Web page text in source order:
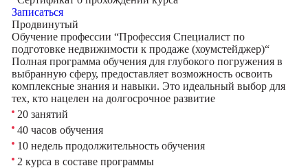
Записаться
Продвинутый
Обучение профессии “Профессия Специалист по
подготовке недвижимости к продаже (хоумстейджер)“
Полная программа обучения для глубокого погружения в
выбранную сферу, предоставляет возможность освоить
комплексные знания и навыки. Это идеальный выбор для
тех, кто нацелен на долгосрочное развитие
20 занятий
40 часов обучения
10 недель продолжительность обучения
2 курса в составе программы